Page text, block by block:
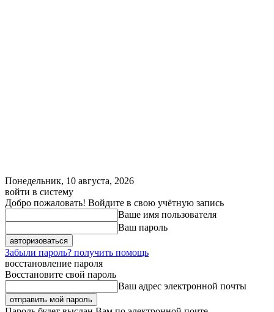
Понедельник, 10 августа, 2026
войти в систему
Добро пожаловать! Войдите в свою учётную запись
Ваше имя пользователя
Ваш пароль
Забыли пароль? получить помощь
восстановление пароля
Восстановите свой пароль
Ваш адрес электронной почты